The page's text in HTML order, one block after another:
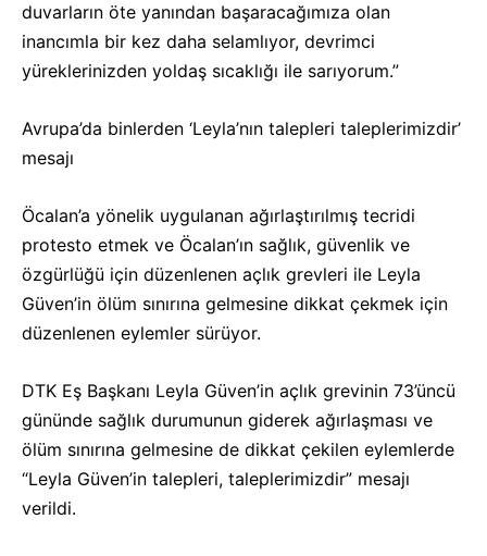
duvarların öte yanından başaracağımıza olan
inancımla bir kez daha selamlıyor, devrimci
yüreklerinizden yoldaş sıcaklığı ile sarıyorum.”
Avrupa’da binlerden ‘Leyla’nın talepleri taleplerimizdir’
mesajı
Öcalan’a yönelik uygulanan ağırlaştırılmış tecridi
protesto etmek ve Öcalan’ın sağlık, güvenlik ve
özgürlüğü için düzenlenen açlık grevleri ile Leyla
Güven’in ölüm sınırına gelmesine dikkat çekmek için
düzenlenen eylemler sürüyor.
DTK Eş Başkanı Leyla Güven’in açlık grevinin 73’üncü
gününde sağlık durumunun giderek ağırlaşması ve
ölüm sınırına gelmesine de dikkat çekilen eylemlerde
“Leyla Güven’in talepleri, taleplerimizdir” mesajı
verildi.